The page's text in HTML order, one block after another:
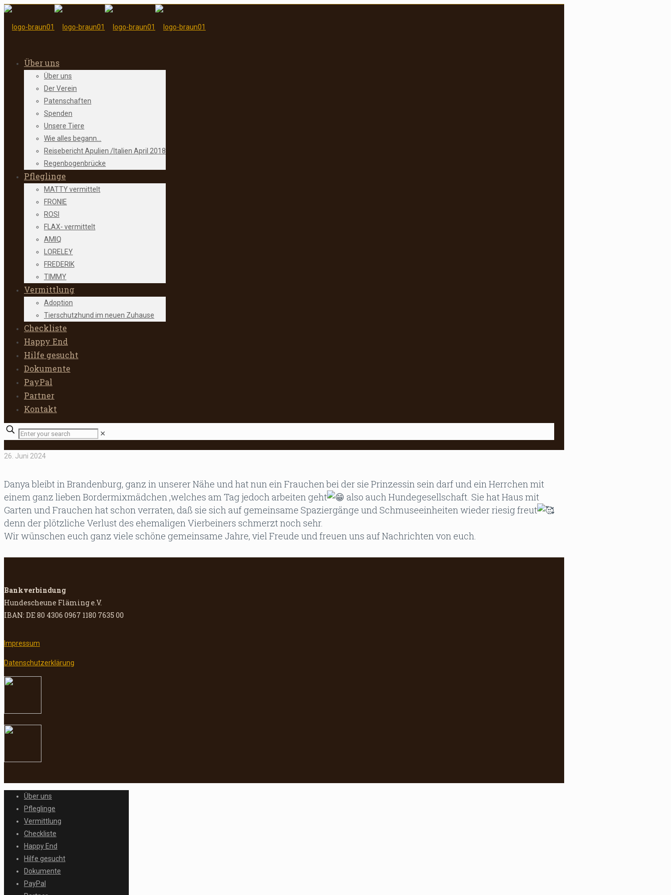
Über uns
Über uns
Der Verein
Patenschaften
Spenden
Unsere Tiere
Wie alles begann…
Reisebericht Apulien /Italien April 2018
Regenbogenbrücke
Pfleglinge
MATTY vermittelt
FRONIE
ROSI
FLAX- vermittelt
AMIQ
LORELEY
FREDERIK
TIMMY
Vermittlung
Adoption
Tierschutzhund im neuen Zuhause
Checkliste
Happy End
Hilfe gesucht
Dokumente
PayPal
Partner
Kontakt
✕
26. Juni 2024
Danya bleibt in Brandenburg, ganz in unserer Nähe und hat nun ein Frauchen bei der sie Prinzessin sein darf und ein Herrchen mit
einem ganz lieben Bordermixmädchen ,welches am Tag jedoch arbeiten geht
also auch Hundegesellschaft. Sie hat Haus mit
Garten und Frauchen hat schon verraten, daß sie sich auf gemeinsame Spaziergänge und Schmuseeinheiten wieder riesig freut
denn der plötzliche Verlust des ehemaligen Vierbeiners schmerzt noch sehr.
Wir wünschen euch ganz viele schöne gemeinsame Jahre, viel Freude und freuen uns auf Nachrichten von euch.
Bankverbindung
Hundescheune Fläming e.V.
IBAN: DE 80 4306 0967 1180 7635 00
Impressum
Datenschutzerklärung
Über uns
Pfleglinge
Vermittlung
Checkliste
Happy End
Hilfe gesucht
Dokumente
PayPal